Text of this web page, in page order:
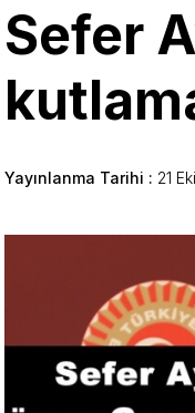
Sefer
Yayınlanma Tarihi : 21